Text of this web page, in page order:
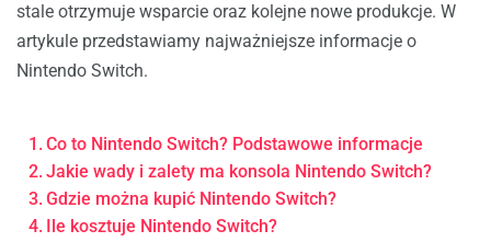
stale otrzymuje wsparcie oraz kolejne nowe produkcje. W
artykule przedstawiamy najważniejsze informacje o
Nintendo Switch.
Co to Nintendo Switch? Podstawowe informacje
Jakie wady i zalety ma konsola Nintendo Switch?
Gdzie można kupić Nintendo Switch?
Ile kosztuje Nintendo Switch?